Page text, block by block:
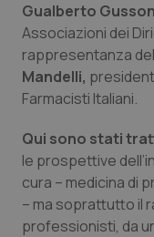
Sardegna
Sicilia
Toscana
Umbria
Valle D’Aosta
Malattia di
Obesità
Oftalmologia
Gualberto
Associazioni dei
rappresentanza
Mandelli,
Farmacisti Italiani.
Qui sono stati
le prospettive
cura – medicina di
– ma soprattutto il
professionisti, da